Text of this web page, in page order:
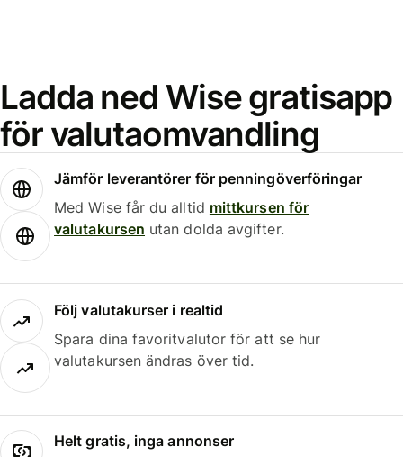
Ladda ned Wise gratisapp
för valutaomvandling
Jämför leverantörer för penningöverföringar
Med Wise får du alltid mittkursen för
valutakursen utan dolda avgifter.
Följ valutakurser i realtid
Spara dina favoritvalutor för att se hur
valutakursen ändras över tid.
Helt gratis, inga annonser